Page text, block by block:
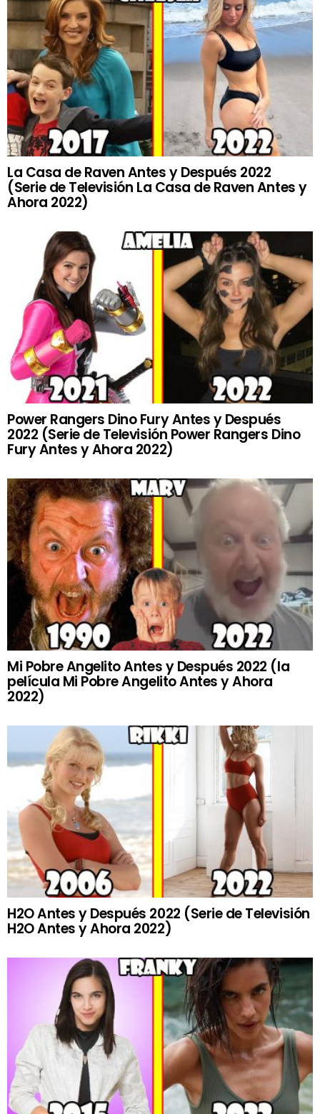
La Casa de Raven Antes y Después 2022
(Serie de Televisión La Casa de Raven Antes y
Ahora 2022)
Power Rangers Dino Fury Antes y Después
2022 (Serie de Televisión Power Rangers Dino
Fury Antes y Ahora 2022)
Mi Pobre Angelito Antes y Después 2022 (la
película Mi Pobre Angelito Antes y Ahora
2022)
H2O Antes y Después 2022 (Serie de Televisión
H2O Antes y Ahora 2022)